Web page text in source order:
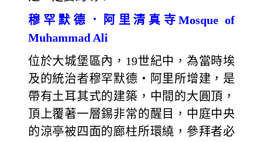
穆罕默德．阿里清真寺Mosque of
Muhammad Ali
位於大城堡區內，19世紀中，為當時埃
及的統治者穆罕默德‧阿里所增建，是
帶有土耳其式的建築，中間的大圓頂，
頂上覆著一層錫非常的醒目，中庭中央
的涼亭被四面的廊柱所環繞，參拜者必